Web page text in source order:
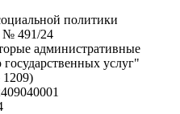
политики
№ 491/24
административные
услуг"
1209)